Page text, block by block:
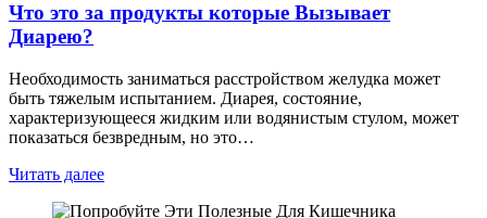
Что это за продукты которые Вызывает
Диарею?
Необходимость заниматься расстройством желудка может
быть тяжелым испытанием. Диарея, состояние,
характеризующееся жидким или водянистым стулом, может
показаться безвредным, но это…
Читать далее